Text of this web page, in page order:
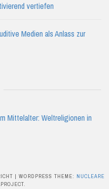
vertiefen
Medien als Anlass zur
Mittelalter: Weltreligionen in
| WORDPRESS THEME: NUCLEARE